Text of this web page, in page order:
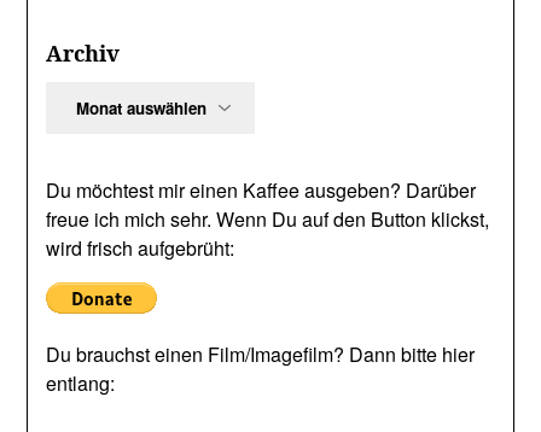
Archiv
Du möchtest mir einen Kaffee ausgeben? Darüber
freue ich mich sehr. Wenn Du auf den Button klickst,
wird frisch aufgebrüht:
Du brauchst einen Film/Imagefilm? Dann bitte hier
entlang: